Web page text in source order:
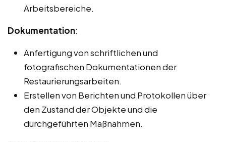
Arbeitsbereiche.
Dokumentation:
Anfertigung von schriftlichen und
fotografischen Dokumentationen der
Restaurierungsarbeiten.
Erstellen von Berichten und Protokollen über
den Zustand der Objekte und die
durchgeführten Maßnahmen.